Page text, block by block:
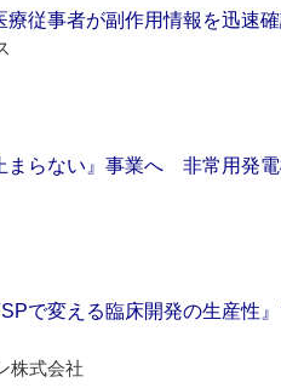
療従事者が副作用情報を迅速
まらない』事業へ 非常用発
で変える臨床開発の生産性
株式会社